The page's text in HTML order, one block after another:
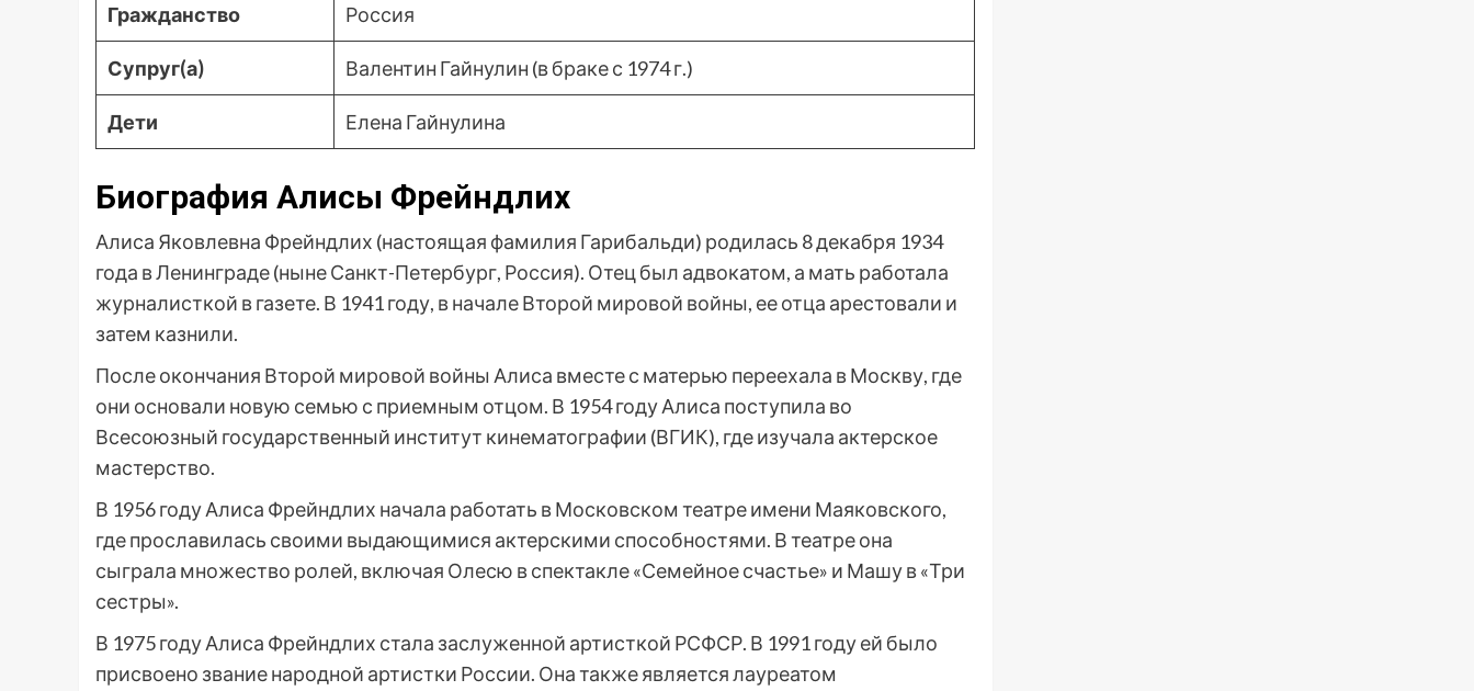
Гражданство Россия
Супруг(а) Валентин Гайнулин (в браке с 1974 г.)
Дети Елена Гайнулина
Биография Алисы Фрейндлих
Алиса Яковлевна Фрейндлих (настоящая фамилия Гарибальди) родилась 8 декабря 1934
года в Ленинграде (ныне Санкт-Петербург, Россия). Отец был адвокатом, а мать работала
журналисткой в газете. В 1941 году, в начале Второй мировой войны, ее отца арестовали и
затем казнили.
После окончания Второй мировой войны Алиса вместе с матерью переехала в Москву, где
они основали новую семью с приемным отцом. В 1954 году Алиса поступила во
Всесоюзный государственный институт кинематографии (ВГИК), где изучала актерское
мастерство.
В 1956 году Алиса Фрейндлих начала работать в Московском театре имени Маяковского,
где прославилась своими выдающимися актерскими способностями. В театре она
сыграла множество ролей, включая Олесю в спектакле «Семейное счастье» и Машу в «Три
сестры».
В 1975 году Алиса Фрейндлих стала заслуженной артисткой РСФСР. В 1991 году ей было
присвоено звание народной артистки России. Она также является лауреатом